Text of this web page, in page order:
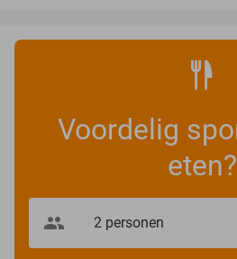
Voordelig
eten?